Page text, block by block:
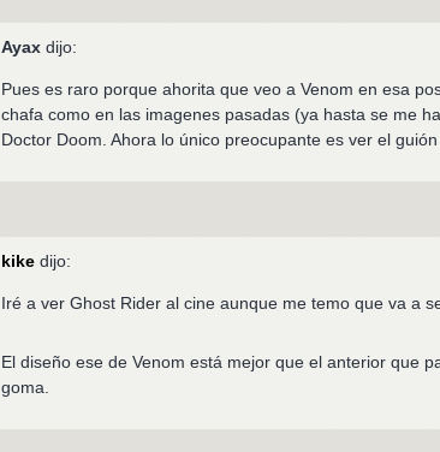
Ayax dijo:
Pues es raro porque ahorita que veo a Venom en esa
chafa como en las imagenes pasadas (ya hasta se me
Doctor Doom. Ahora lo único preocupante es ver el
kike dijo:
Iré a ver Ghost Rider al cine aunque me temo que va a
El diseño ese de Venom está mejor que el anterior que
goma.